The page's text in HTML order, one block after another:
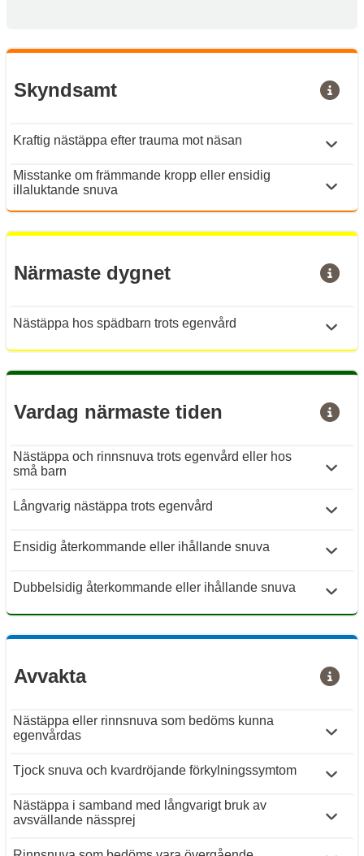
Skyndsamt
Kraftig nästäppa efter trauma mot näsan
Misstanke om främmande kropp eller ensidig
illaluktande snuva
Närmaste dygnet
Nästäppa hos spädbarn trots egenvård
Vardag närmaste tiden
Nästäppa och rinnsnuva trots egenvård eller hos
små barn
Långvarig nästäppa trots egenvård
Ensidig återkommande eller ihållande snuva
Dubbelsidig återkommande eller ihållande snuva
Avvakta
Nästäppa eller rinnsnuva som bedöms kunna
egenvårdas
Tjock snuva och kvardröjande förkylningssymtom
Nästäppa i samband med långvarigt bruk av
avsvällande nässprej